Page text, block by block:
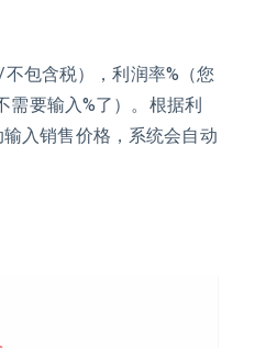
包含税），利润率%（您
要输入%了）。根据利
入销售价格，系统会自动